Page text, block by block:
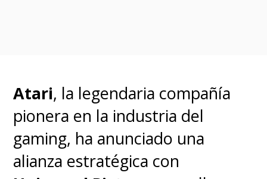
Atari, la legendaria compañía
pionera en la industria del
gaming, ha anunciado una
alianza estratégica con